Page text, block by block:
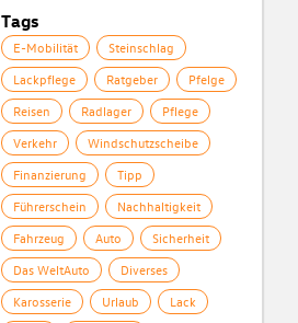
Tags
E-Mobilität
Steinschlag
Lackpflege
Ratgeber
Pfelge
Reisen
Radlager
Pflege
Verkehr
Windschutzscheibe
Finanzierung
Tipp
Führerschein
Nachhaltigkeit
Fahrzeug
Auto
Sicherheit
Das WeltAuto
Diverses
Karosserie
Urlaub
Lack